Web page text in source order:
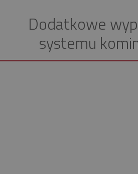
Dodatkowe
systemu